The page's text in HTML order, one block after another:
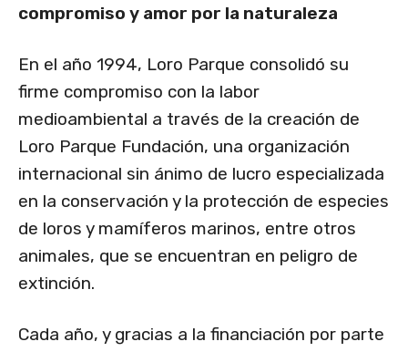
compromiso y amor por la naturaleza
En el año 1994, Loro Parque consolidó su
firme compromiso con la labor
medioambiental a través de la creación de
Loro Parque Fundación, una organización
internacional sin ánimo de lucro especializada
en la conservación y la protección de especies
de loros y mamíferos marinos, entre otros
animales, que se encuentran en peligro de
extinción.
Cada año, y gracias a la financiación por parte